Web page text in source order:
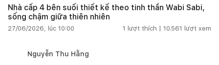
Nhà cấp 4 bên suối thiết kế theo tinh thần Wabi Sabi,
sống chậm giữa thiên nhiên
27/06/2026, lúc 10:00 1 lượt thích | 10.561 lượt xem
Nguyễn Thu Hằng